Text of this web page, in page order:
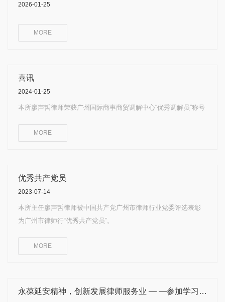
2026-01-25
MORE
喜讯
2024-01-25
本所廖声哲律师荣获广州国际商事商贸调解中心“优秀调解员”称号
MORE
优秀共产党员
2023-07-14
本所主任廖声哲律师被中国共产党广州市律师行业党委评选表彰
为广州市律师行“优秀共产党员”。
MORE
永葆延安精神，创新发展律师服务业 — —参加学习培训汇报 荔湾区第一联合党支部 廖声哲